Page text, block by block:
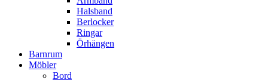
Halsband
Berlocker
Ringar
Örhängen
Barnrum
Möbler
Bord